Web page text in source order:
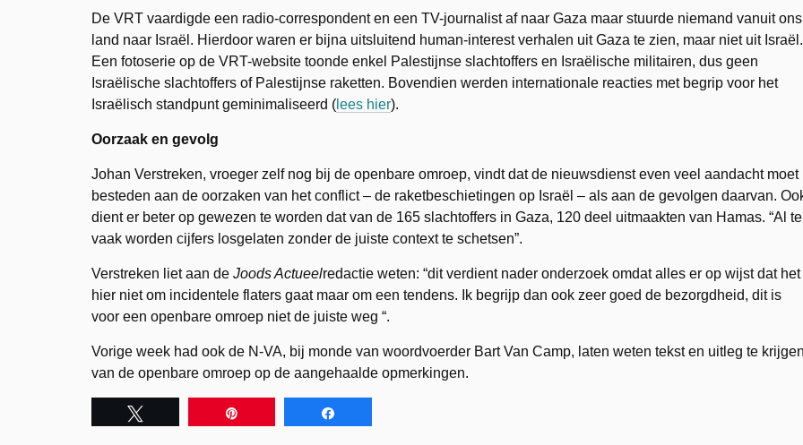
De VRT vaardigde een radio-correspondent en een TV-journalist af naar Gaza maar stuurde niemand vanuit ons
land naar Israël. Hierdoor waren er bijna uitsluitend human-interest verhalen uit Gaza te zien, maar niet uit Israël.
Een fotoserie op de VRT-website toonde enkel Palestijnse slachtoffers en Israëlische militairen, dus geen
Israëlische slachtoffers of Palestijnse raketten. Bovendien werden internationale reacties met begrip voor het
Israëlisch standpunt geminimaliseerd ( lees hier).
Oorzaak en gevolg
Johan Verstreken, vroeger zelf nog bij de openbare omroep, vindt dat de nieuwsdienst even veel aandacht moet
besteden aan de oorzaken van het conflict – de raketbeschietingen op Israël – als aan de gevolgen daarvan.
dient er beter op gewezen te worden dat van de 165 slachtoffers in Gaza, 120 deel uitmaakten van Hamas. “Al te
vaak worden cijfers losgelaten zonder de juiste context te schetsen”.
Verstreken liet aan de Joods Actueelredactie weten: “dit verdient nader onderzoek omdat alles er op wijst dat het
hier niet om incidentele flaters gaat maar om een tendens. Ik begrijp dan ook zeer goed de bezorgdheid, dit is
voor een openbare omroep niet de juiste weg “.
Vorige week had ook de N-VA, bij monde van woordvoerder Bart Van Camp, laten weten tekst en uitleg te
van de openbare omroep op de aangehaalde opmerkingen.